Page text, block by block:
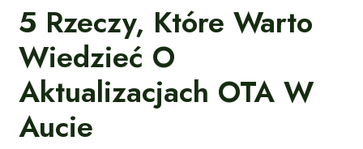
5 Rzeczy, Które Warto
Wiedzieć O
Aktualizacjach OTA W
Aucie